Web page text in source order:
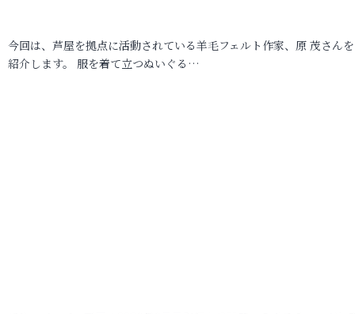
今回は、芦屋を拠点に活動されている羊毛フェルト作家、原 茂さん
紹介します。 服を着て立つぬいぐる…